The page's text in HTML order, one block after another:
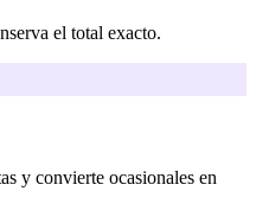
el total exacto.
y convierte ocasionales en